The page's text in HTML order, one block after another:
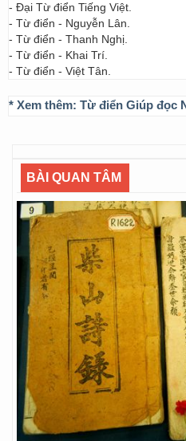
- Đại Từ điển Tiếng Việt.
- Từ điển - Nguyễn Lân.
- Từ điển - Thanh Nghị.
- Từ điển - Khai Trí.
- Từ điển - Việt Tân.
* Xem thêm: Từ điển Giúp đọc
BÀI QUAN TÂM